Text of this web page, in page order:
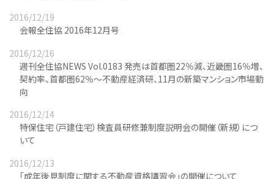
2016/12/19
会報全住協 2016年12月号
2016/12/16
週刊全住協NEWS Vol.0183 発売は首都圏22％減、近畿圏16％増、
契約率、首都圏62％～不動産経済研、11月の新築マンション市場動
向
2016/12/14
特保住宅（戸建住宅）検査員研修兼制度説明会の開催（新規）につ
いて
2016/12/13
「成年後見制度に関する不動産資格講習会」の開催について